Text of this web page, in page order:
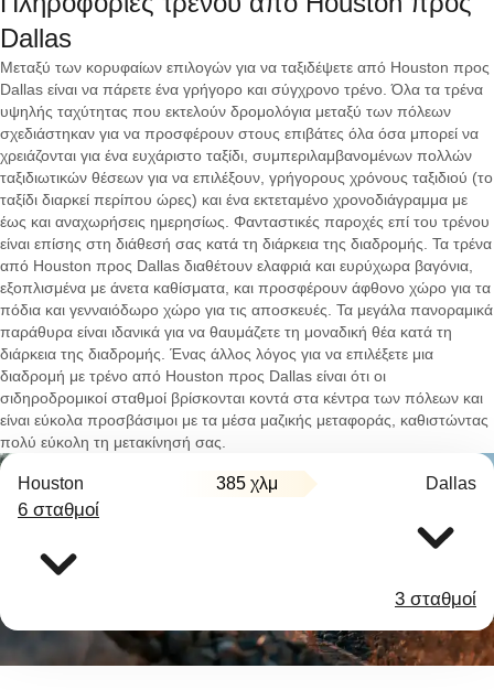
Dallas
Μεταξύ των κορυφαίων επιλογών για να ταξιδέψετε από Houston προς
Dallas είναι να πάρετε ένα γρήγορο και σύγχρονο τρένο. Όλα τα τρένα
υψηλής ταχύτητας που εκτελούν δρομολόγια μεταξύ των πόλεων
σχεδιάστηκαν για να προσφέρουν στους επιβάτες όλα όσα μπορεί να
χρειάζονται για ένα ευχάριστο ταξίδι, συμπεριλαμβανομένων πολλών
ταξιδιωτικών θέσεων για να επιλέξουν, γρήγορους χρόνους ταξιδιού (το
ταξίδι διαρκεί περίπου ώρες) και ένα εκτεταμένο χρονοδιάγραμμα με
έως και αναχωρήσεις ημερησίως. Φανταστικές παροχές επί του τρένου
είναι επίσης στη διάθεσή σας κατά τη διάρκεια της διαδρομής. Τα τρένα
από Houston προς Dallas διαθέτουν ελαφριά και ευρύχωρα βαγόνια,
εξοπλισμένα με άνετα καθίσματα, και προσφέρουν άφθονο χώρο για τα
πόδια και γενναιόδωρο χώρο για τις αποσκευές. Τα μεγάλα πανοραμικά
παράθυρα είναι ιδανικά για να θαυμάζετε τη μοναδική θέα κατά τη
διάρκεια της διαδρομής. Ένας άλλος λόγος για να επιλέξετε μια
διαδρομή με τρένο από Houston προς Dallas είναι ότι οι
σιδηροδρομικοί σταθμοί βρίσκονται κοντά στα κέντρα των πόλεων και
είναι εύκολα προσβάσιμοι με τα μέσα μαζικής μεταφοράς, καθιστώντας
πολύ εύκολη τη μετακίνησή σας.
Houston 385 χλμ Dallas
6 σταθμοί
3 σταθμοί